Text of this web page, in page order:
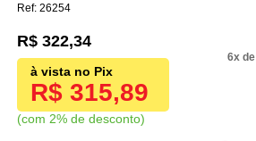
26254
R$ 315,89
com 2% de desconto
R$ 322,34
6x de